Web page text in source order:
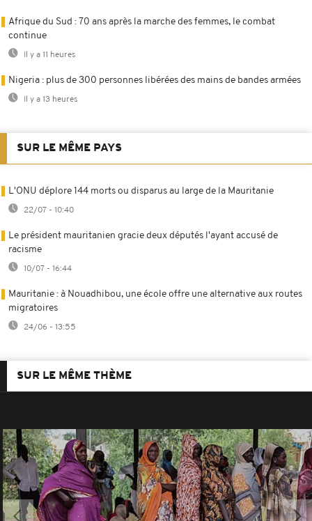
Afrique du Sud : 70 ans après la marche des femmes, le combat
continue
Il y a 11 heures
Nigeria : plus de 300 personnes libérées des mains de bandes armées
Il y a 13 heures
SUR LE MÊME PAYS
L'ONU déplore 144 morts ou disparus au large de la Mauritanie
22/07 - 10:40
Le président mauritanien gracie deux députés l'ayant accusé de
racisme
10/07 - 16:44
Mauritanie : à Nouadhibou, une école offre une alternative aux routes
migratoires
24/06 - 13:55
SUR LE MÊME THÈME